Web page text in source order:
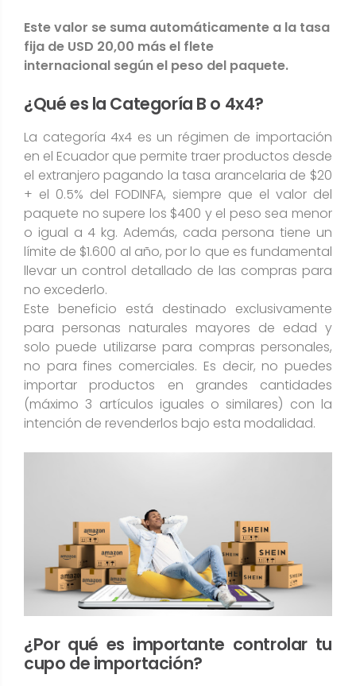
Este valor se suma automáticamente a la tasa
fija de USD 20,00 más el flete
internacional según el peso del paquete.
¿Qué es la Categoría B o 4x4?
La categoría 4x4 es un régimen de importación
en el Ecuador que permite traer productos desde
el extranjero pagando la tasa arancelaria de $20
+ el 0.5% del FODINFA, siempre que el valor del
paquete no supere los $400 y el peso sea menor
o igual a 4 kg. Además, cada persona tiene un
límite de $1.600 al año, por lo que es fundamental
llevar un control detallado de las compras para
no excederlo.
Este beneficio está destinado exclusivamente
para personas naturales mayores de edad y
solo puede utilizarse para compras personales,
no para fines comerciales. Es decir, no puedes
importar productos en grandes cantidades
(máximo 3 artículos iguales o similares) con la
intención de revenderlos bajo esta modalidad.
¿Por qué es importante controlar tu
cupo de importación?